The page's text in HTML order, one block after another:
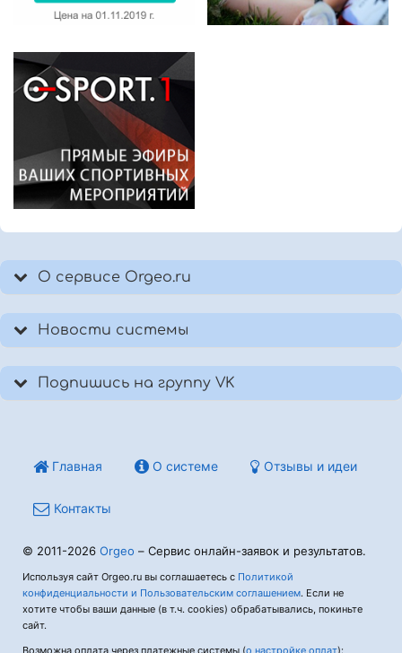
О сервисе Orgeo.ru
Новости системы
Подпишись на группу VK
Главная О системе Отзывы и идеи
Контакты
© 2011-2026 Orgeo – Сервис онлайн-заявок и результатов.
Используя сайт Orgeo.ru вы соглашаетесь с Политикой
конфиденциальности и Пользовательским соглашением. Если не
хотите чтобы ваши данные (в т.ч. cookies) обрабатывались, покиньте
сайт.